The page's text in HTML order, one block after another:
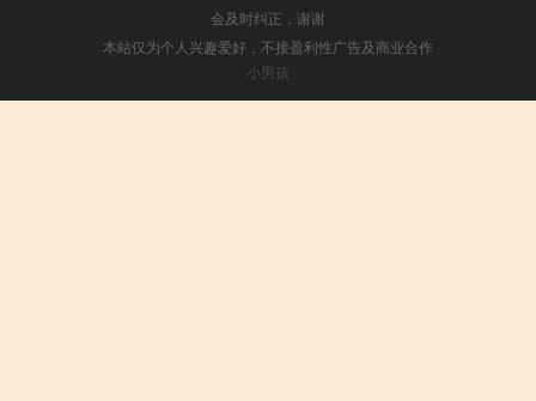
会及时纠正，谢谢
本站仅为个人兴趣爱好，不接盈利性广告及商业合作
小男孩